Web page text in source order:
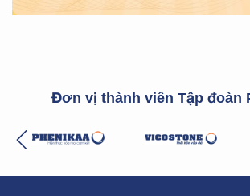
Đơn vị thành viên Tập đoàn